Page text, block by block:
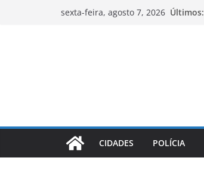
sexta-feira, agosto 7, 2026 Últimos:
CIDADES POLÍCIA